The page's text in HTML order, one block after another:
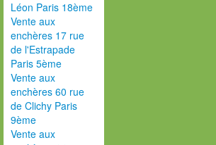
Léon Paris 18ème
Vente aux
enchères 17 rue
de l'Estrapade
Paris 5ème
Vente aux
enchères 60 rue
de Clichy Paris
9ème
Vente aux